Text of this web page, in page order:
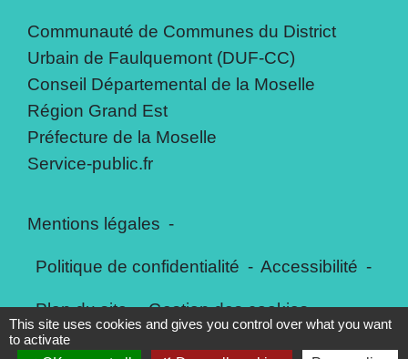
Communauté de Communes du District
Urbain de Faulquemont (DUF-CC)
Conseil Départemental de la Moselle
Région Grand Est
Préfecture de la Moselle
Service-public.fr
Mentions légales -
Politique de confidentialité - Accessibilité -
Plan du site - Gestion des cookies
This site uses cookies and gives you control over what you want
to activate